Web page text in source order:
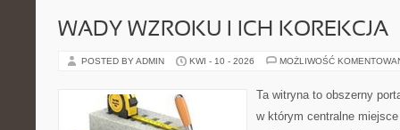
WADY WZROKU I ICH KOREKCJA
POSTED BY ADMIN KWI - 10 - 2026 MOŻLIWOŚĆ
Ta witryna to obszerny
w którym centralne